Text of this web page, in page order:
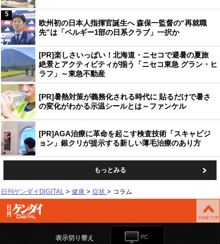
欧州初の日本人指揮官誕生へ 森保一監督の“再就職
先”は「ベルギー1部の日系クラブ」一択か
5
[PR]楽しさいっぱい！北海道・ニセコで避暑の夏旅
絶景とアクティビティが揃う「ニセコ東急 グラン・ヒ
ラフ」～東急不動産
[PR]暑熱対策が義務化される時代に 貼るだけで暑さ
の変化がわかる示温シールとは～ファンケル
[PR]AGA治療に革命を起こす検査技術「スキャビジ
ョン」銀クリが提示する新しい薄毛治療のあり方
もっとみる
日刊ゲンダイDIGITAL 健康 症状 コラム
表示切り替え